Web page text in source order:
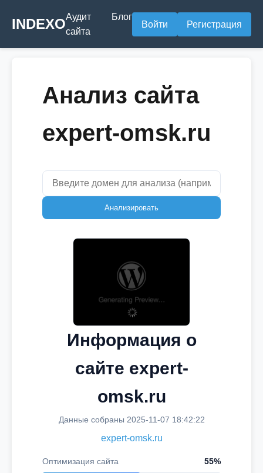
INDEXOАудит
сайта
Блог
Войти Регистрация
Анализ сайта
expert-omsk.ru
Анализировать
Информация о
сайте expert-
omsk.ru
Данные собраны 2025-11-07 18:42:22
expert-omsk.ru
Оптимизация сайта 55%